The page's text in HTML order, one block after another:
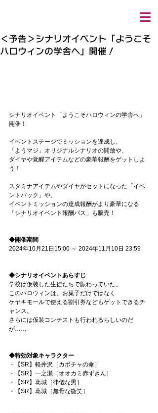
＜予告＞シナリオイベント「ようこそ
ハロウィンの学舎へ」開催！
シナリオイベント「ようこそハロウィンの学舎へ」
開催！
イベントステージでミッションを達成し、
「ようマジ」オリジナルシナリオの開放や、
ダイヤや覚醒アイテムなどの豪華報酬をゲットしよ
う！
スタミナアイテムやダイヤがセットになった「イベ
ントパック」や、
イベントミッションの達成報酬がより豪華になる
「シナリオイベント報酬パス」も販売！
◆開催期間
2024年10月21日15:00 ～ 2024年11月10日 23:59
◆シナリオイベントあらすじ
学校は仮装した生徒たちで賑わっていた。
このハロウィンは、お菓子だけではなく
ケヤキモールで使える割引券などもゲットできるチ
ャンス。
さらには仮装コンテストも行われるらしいのだ
が……
◆特効対象キャラクター
・【SR】軽井沢［カボチャの傘］
・【SR】一之瀬［オオカミ赤ずきん］
・【SR】葛城［律儀な男］
・【SR】葛城［無骨な微笑］